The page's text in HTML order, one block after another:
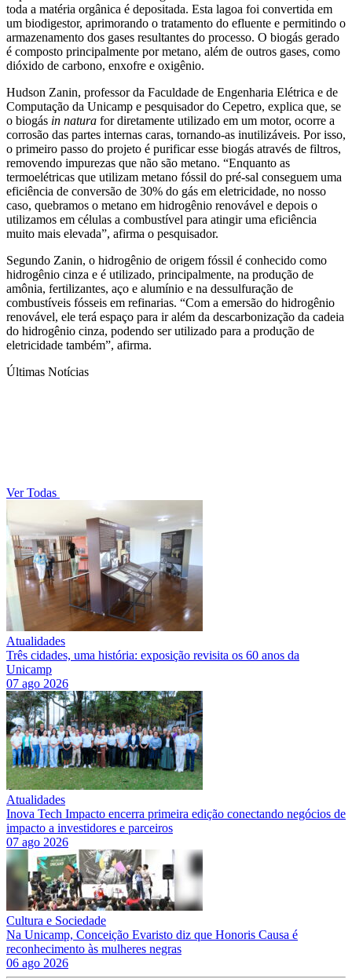
toda a matéria orgânica é depositada. Esta lagoa foi convertida em
um biodigestor, aprimorando o tratamento do efluente e permitindo o
armazenamento dos gases resultantes do processo. O biogás gerado
é composto principalmente por metano, além de outros gases, como
dióxido de carbono, enxofre e oxigênio.
Hudson Zanin, professor da Faculdade de Engenharia Elétrica e de
Computação da Unicamp e pesquisador do Cepetro, explica que, se
o biogás in natura for diretamente utilizado em um motor, ocorre a
corrosão das partes internas caras, tornando-as inutilizáveis. Por isso,
o primeiro passo do projeto é purificar esse biogás através de filtros,
removendo impurezas que não são metano. “Enquanto as
termoelétricas que utilizam metano fóssil do pré-sal conseguem uma
eficiência de conversão de 30% do gás em eletricidade, no nosso
caso, quebramos o metano em hidrogênio renovável e depois o
utilizamos em células a combustível para atingir uma eficiência
muito mais elevada”, afirma o pesquisador.
Segundo Zanin, o hidrogênio de origem fóssil é conhecido como
hidrogênio cinza e é utilizado, principalmente, na produção de
amônia, fertilizantes, aço e alumínio e na dessulfuração de
combustíveis fósseis em refinarias. “Com a emersão do hidrogênio
renovável, ele terá espaço para ir além da descarbonização da cadeia
do hidrogênio cinza, podendo ser utilizado para a produção de
eletricidade também”, afirma.
Últimas Notícias
Ver Todas
Atualidades
Três cidades, uma história: exposição revisita os 60 anos da
Unicamp
07 ago 2026
Atualidades
Inova Tech Impacto encerra primeira edição conectando negócios de
impacto a investidores e parceiros
07 ago 2026
Cultura e Sociedade
Na Unicamp, Conceição Evaristo diz que Honoris Causa é
reconhecimento às mulheres negras
06 ago 2026